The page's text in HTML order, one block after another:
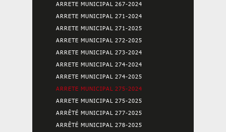
ARRETE MUNICIPAL 267-2024
ARRETE MUNICIPAL 271-2024
ARRETE MUNICIPAL 271-2025
ARRETE MUNICIPAL 272-2025
ARRETE MUNICIPAL 273-2024
ARRETE MUNICIPAL 274-2024
ARRETE MUNICIPAL 274-2025
ARRETE MUNICIPAL 275-2024
ARRETE MUNICIPAL 275-2025
ARRÊTÉ MUNICIPAL 277-2025
ARRÊTÉ MUNICIPAL 278-2025